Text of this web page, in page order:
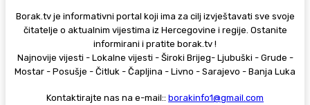
Borak.tv je informativni portal koji ima za cilj izvještavati sve svoje
čitatelje o aktualnim vijestima iz Hercegovine i regije. Ostanite
informirani i pratite borak.tv !
Najnovije vijesti - Lokalne vijesti - Široki Brijeg- Ljubuški - Grude -
Mostar - Posušje - Čitluk - Čapljina - Livno - Sarajevo - Banja Luka
Kontaktirajte nas na e-mail:: borakinfo1@gmail.com